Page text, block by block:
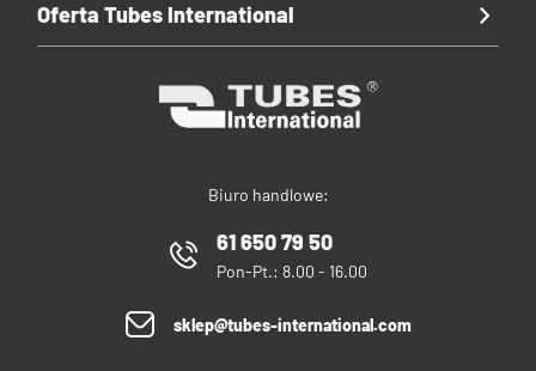
Biuro handlowe:
61 650 79 50
Pon-Pt.: 8.00 - 16.00
sklep@tubes-international.com
Oferta Tubes International